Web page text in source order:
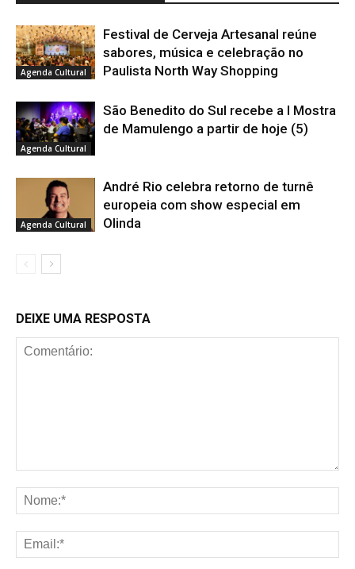
Agenda Cultural
Festival de Cerveja Artesanal reúne
sabores, música e celebração no
Paulista North Way Shopping
Agenda Cultural
São Benedito do Sul recebe a I Mostra
de Mamulengo a partir de hoje (5)
Agenda Cultural
André Rio celebra retorno de turnê
europeia com show especial em
Olinda
DEIXE UMA RESPOSTA